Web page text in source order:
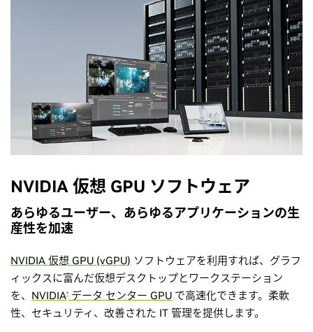
NVIDIA 仮想 GPU ソフトウェア
あらゆるユーザー、あらゆるアプリケーションの生
産性を加速
NVIDIA 仮想 GPU (vGPU) ソフトウェアを利用すれば、グラフ
ィックスに富んだ仮想デスクトップとワークステーション
を、 NVIDIA® データ センター GPU で高速化できます。柔軟
性、セキュリティ、改善された IT 管理を提供します。